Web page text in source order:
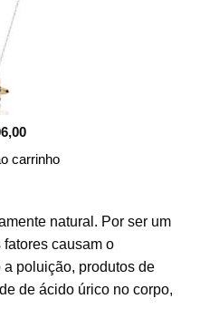
carrinho
natural. Por ser um
causam o
poluição, produtos de
de ácido úrico no corpo,